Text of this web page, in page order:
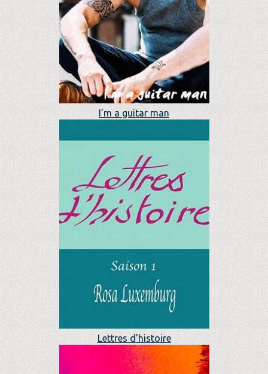
I'm a guitar man
Lettres d'histoire